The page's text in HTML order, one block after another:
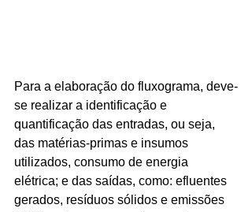
Para a elaboração do fluxograma, deve-
se realizar a identificação e
quantificação das entradas, ou seja,
das matérias-primas e insumos
utilizados, consumo de energia
elétrica; e das saídas, como: efluentes
gerados, resíduos sólidos e emissões